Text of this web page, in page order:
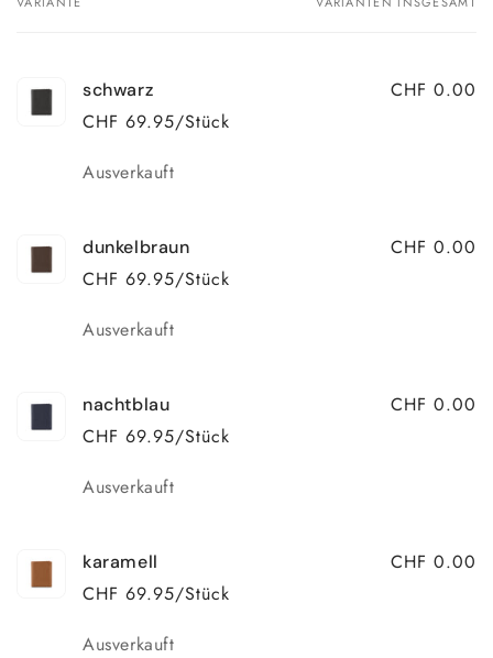
Dein
schwarz
CHF 69.95/Stück
CHF 0.00
Anzahl
Ausverkauft
dunkelbraun
CHF 69.95/Stück
CHF 0.00
Anzahl
Ausverkauft
nachtblau
CHF 69.95/Stück
CHF 0.00
Anzahl
Ausverkauft
karamell
CHF 69.95/Stück
CHF 0.00
Anzahl
Ausverkauft